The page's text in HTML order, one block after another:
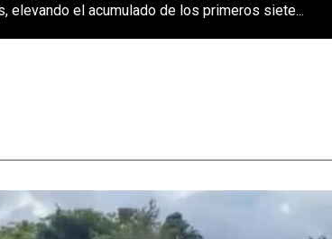
elevando el acumulado de los primeros siete...